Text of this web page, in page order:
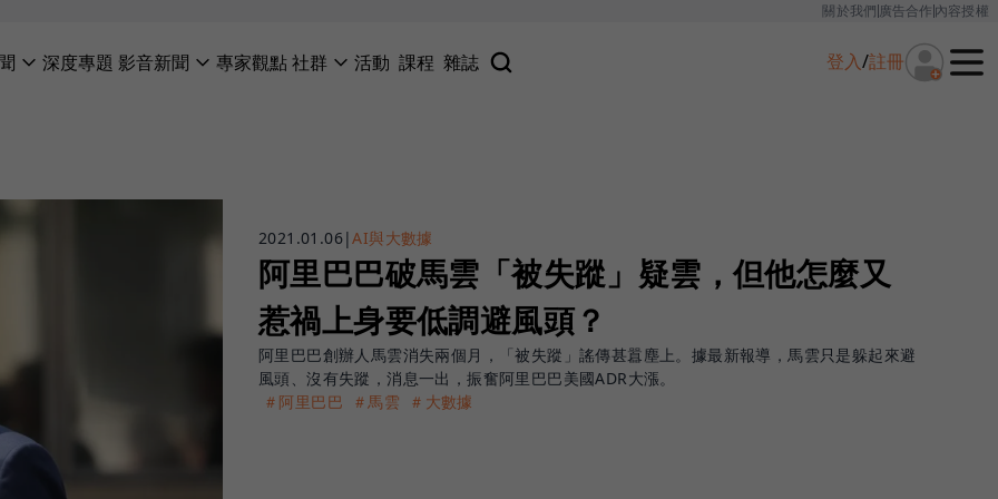
關於我們廣告合作內容授權
深度專題 影音新聞 專家觀點社群 活動 課程 雜誌 登入/註冊
2021.01.06|AI與大數據
阿里巴巴破馬雲「被失蹤」疑雲，但他怎麼又
惹禍上身要低調避風頭？
阿里巴巴創辦人馬雲消失兩個月，「被失蹤」謠傳甚囂塵上。據最新報導，馬雲只是躲起來避
風頭、沒有失蹤，消息一出，振奮阿里巴巴美國ADR大漲。
＃阿里巴巴
＃馬雲 ＃大數據